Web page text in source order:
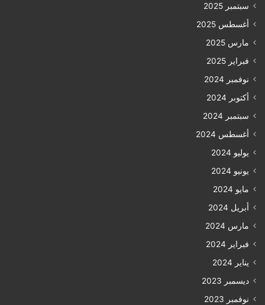
سبتمبر 2025
أغسطس 2025
مارس 2025
فبراير 2025
نوفمبر 2024
أكتوبر 2024
سبتمبر 2024
أغسطس 2024
يوليو 2024
يونيو 2024
مايو 2024
أبريل 2024
مارس 2024
فبراير 2024
يناير 2024
ديسمبر 2023
نوفمبر 2023